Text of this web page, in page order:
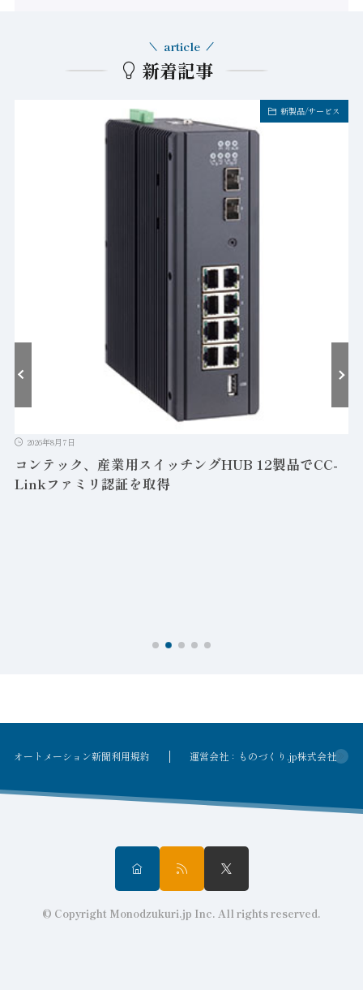
新着記事
article
新製品/サービス
2026年8月7日
コンテック、産業用スイッチングHUB 12製品でCC-
Linkファミリ認証を取得
環
オートメーション新聞利用規約 運営会社：ものづくり.jp株式会社
© Copyright Monodzukuri.jp Inc. All rights reserved.